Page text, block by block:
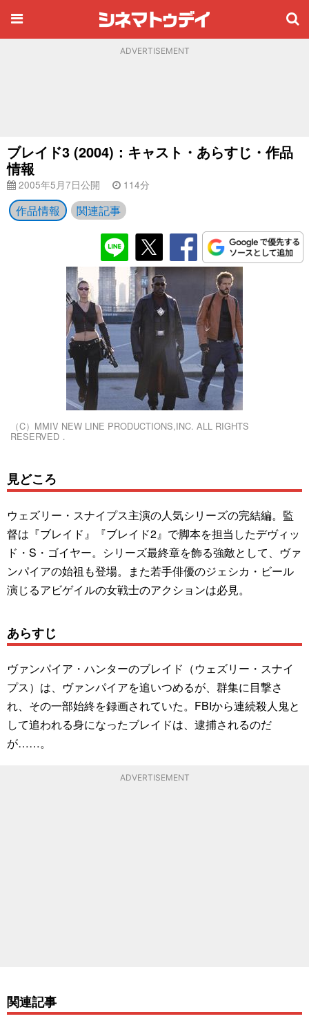
ADVERTISEMENT
ブレイド3 (2004)：キャスト・あらすじ・作品
情報
2005年5月7日公開 114分
作品情報 関連記事
（C）MMIV NEW LINE PRODUCTIONS,INC. ALL RIGHTS
RESERVED．
見どころ
ウェズリー・スナイプス主演の人気シリーズの完結編。監
督は『ブレイド』『ブレイド2』で脚本を担当したデヴィッ
ド・S・ゴイヤー。シリーズ最終章を飾る強敵として、ヴァ
ンパイアの始祖も登場。また若手俳優のジェシカ・ビール
演じるアビゲイルの女戦士のアクションは必見。
あらすじ
ヴァンパイア・ハンターのブレイド（ウェズリー・スナイ
プス）は、ヴァンパイアを追いつめるが、群集に目撃さ
れ、その一部始終を録画されていた。FBIから連続殺人鬼と
して追われる身になったブレイドは、逮捕されるのだ
が……。
ADVERTISEMENT
関連記事